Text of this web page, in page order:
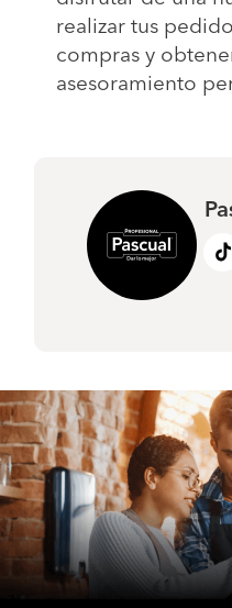
realizar tus
compras y
asesoramiento